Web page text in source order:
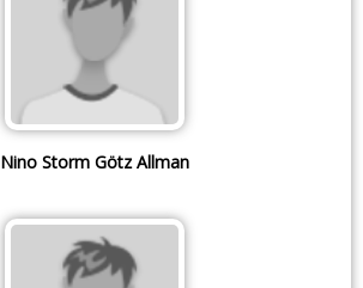
Nino Storm Götz Allman